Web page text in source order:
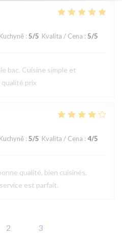
Kuchyně : 5/5 Kvalita / Cena : 5/5
bac. Cuisine simple et
prix
Kuchyně : 5/5 Kvalita / Cena : 4/5
qualité, bien cuisinés,
est parfait.
2 3